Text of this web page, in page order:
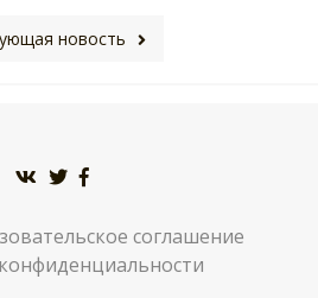
новость
соглашение